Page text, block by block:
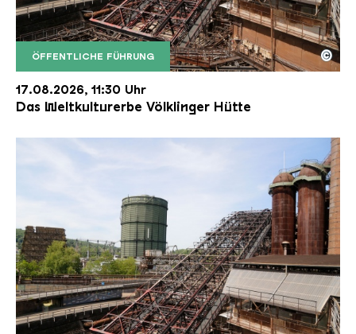
ÖFFENTLICHE FÜHRUNG
Der Erzschrägaufzug der Völklinger Hütte mit
Copyright: Weltkulturerbe Völklinger Hütte | Karl
©
17.08.2026, 11:30 Uhr
Das Weltkulturerbe Völklinger Hütte